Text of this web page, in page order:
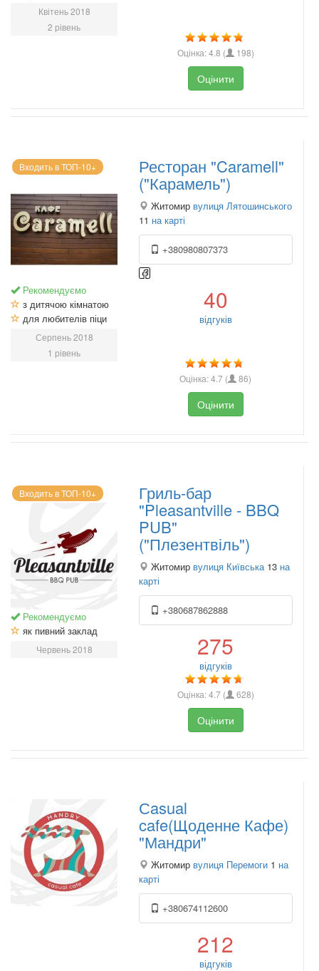
Квітень 2018
2 рівень
Оцінка:4.8 ( 198)
Оцінити
Входить в ТОП-10+
Рекомендуємо
з дитячою кімнатою
для любителів піци
Серпень 2018
1 рівень
Ресторан "Caramell"
("Карамель")
Житомир вулиця Лятошинського
11 на карті
+380980807373
40
відгуків
Оцінка:4.7 ( 86)
Оцінити
Входить в ТОП-10+
Рекомендуємо
як пивний заклад
Червень 2018
Гриль-бар
"Pleasantville - BBQ
PUB"
("Плезентвіль")
Житомир вулиця Київська 13 на
карті
+380687862888
275
відгуків
Оцінка:4.7 ( 628)
Оцінити
Сasual
cafe(Щоденне Кафе)
"Мандри"
Житомир вулиця Перемоги 1 на
карті
+380674112600
212
відгуків